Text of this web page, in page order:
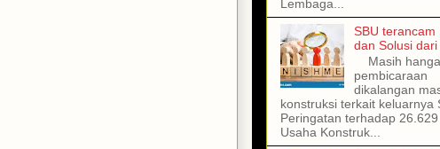
Lembaga...
SBU terancam
dan Solusi dari
Masih
pembicaraan
dikalangan
konstruksi terkait keluarnya
Peringatan terhadap
Usaha Konstruk...